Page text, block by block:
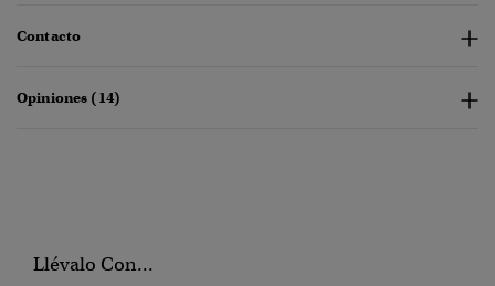
Contacto
Opiniones (14)
Llévalo Con...